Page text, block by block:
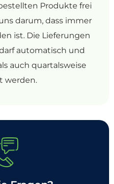
Produkte frei
darum, dass immer
ist. Die Lieferungen
automatisch und
auch quartalsweise
werden.